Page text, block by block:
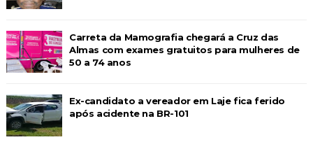
Carreta da Mamografia chegará a Cruz das
Almas com exames gratuitos para mulheres de
50 a 74 anos
Ex-candidato a vereador em Laje fica ferido
após acidente na BR-101